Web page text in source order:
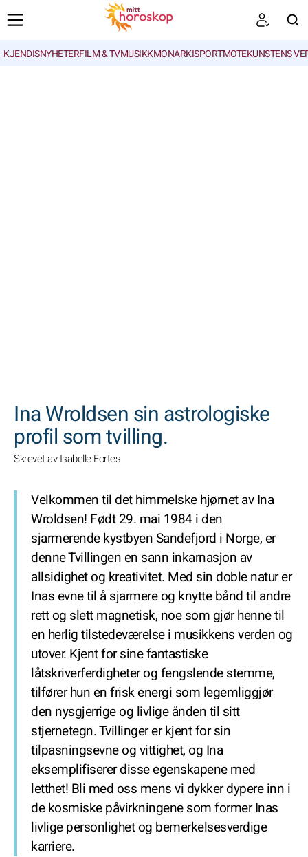
KJENDISNYHETERFILM & TVMUSIKKMONARKISPORTMOTEKUNSTENS
Ina Wroldsen sin astrologiske
profil som tvilling.
Skrevet av Isabelle Fortes
Velkommen til det himmelske hjørnet av Ina
Wroldsen! Født 29. mai 1984 i den
sjarmerende kystbyen Sandefjord i Norge, er
denne Tvillingen en sann inkarnasjon av
allsidighet og kreativitet. Med sin doble natur er
Inas evne til å sjarmere og knytte bånd til andre
rett og slett magnetisk, noe som gjør henne til
en herlig tilstedeværelse i musikkens verden og
utover. Kjent for sine fantastiske
låtskriverferdigheter og fengslende stemme,
tilfører hun en frisk energi som legemliggjør
den nysgjerrige og livlige ånden til sitt
stjernetegn. Tvillinger er kjent for sin
tilpasningsevne og vittighet, og Ina
eksemplifiserer disse egenskapene med
letthet! Bli med oss mens vi dykker dypere inn i
de kosmiske påvirkningene som former Inas
livlige personlighet og bemerkelsesverdige
karriere.